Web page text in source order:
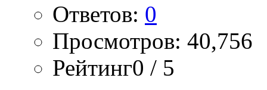
Ответов: 0
Просмотров: 40,756
Рейтинг0 / 5